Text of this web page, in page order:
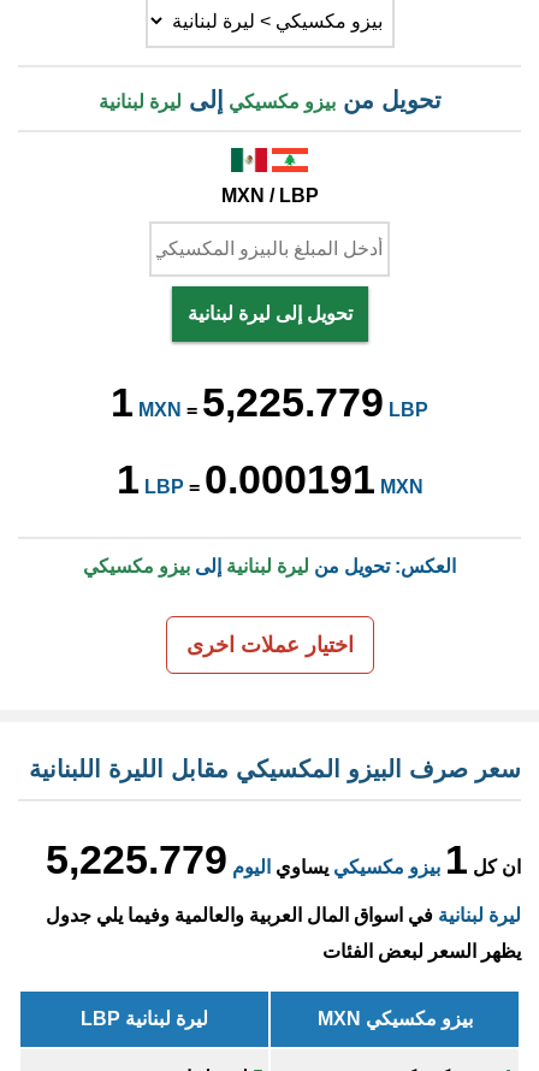
تحويل منبيزو مكسيكي إلى ليرة لبنانية
MXN / LBP
تحويل إلى ليرة لبنانية
1 MXN = 5,225.779 LBP
1 LBP = 0.000191 MXN
العكس: تحويل من ليرة لبنانية إلى بيزو مكسيكي
اختيار عملات اخرى
سعر صرف البيزو المكسيكي مقابل الليرة اللبنانية
ان كل 1 بيزو مكسيكي يساوي اليوم 5,225.779
ليرة لبنانية في اسواق المال العربية والعالمية وفيما يلي جدول
يظهر السعر لبعض الفئات
بيزو مكسيكي MXN ليرة لبنانية LBP